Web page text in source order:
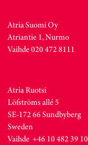
Atria Suomi Oy
Atriantie 1, Nurmo
Vaihde 020 472 8111
Atria Ruotsi
Löfströms allé 5
SE-172 66 Sundbyberg
Sweden
Vaihde +46 10 482 39 10